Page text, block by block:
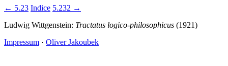
← 5.23 Indice 5.232 →
Ludwig Wittgenstein: Tractatus logico-philosophicus (1921)
Impressum · Oliver Jakoubek